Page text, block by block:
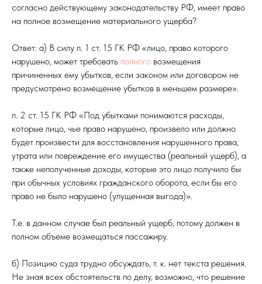
согласно действующему законодательству РФ, имеет право
на полное возмещение материального ущерба?
Ответ: а) В силу п. 1 ст. 15 ГК РФ «лицо, право которого
нарушено, может требовать полного возмещения
причиненных ему убытков, если законом или договором не
предусмотрено возмещение убытков в меньшем размере».
п. 2 ст. 15 ГК РФ «Под убытками понимаются расходы,
которые лицо, чье право нарушено, произвело или должно
будет произвести для восстановления нарушенного права,
утрата или повреждение его имущества (реальный ущерб), а
также неполученные доходы, которые это лицо получило бы
при обычных условиях гражданского оборота, если бы его
право не было нарушено (упущенная выгода)».
Т.е. в данном случае был реальный ущерб, потому должен в
полном объеме возмещаться пассажиру.
б) Позицию суда трудно обсуждать, т. к. нет текста решения.
Не зная всех обстоятельств по делу, возможно, что решение